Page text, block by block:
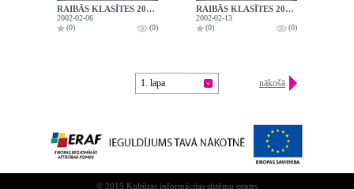
RAIBĀS KLASĪTES 2002.02.06.
2002-02-06
(0)
(0)
RAIBĀS KLASĪTES 2002.02.13.
2002-02-13
(0)
(0)
1. lapa nākošā
© 2015 Kultūras informācijas sistēmu centrs